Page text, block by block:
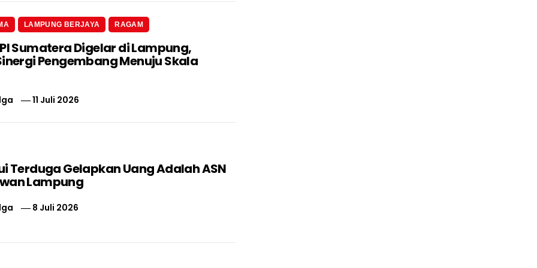
LAMPUNG BERJAYA RAGAM
Sumatera Digelar di Lampung,
Pengembang Menuju Skala
11 Juli 2026
Terduga Gelapkan Uang Adalah ASN
Lampung
8 Juli 2026